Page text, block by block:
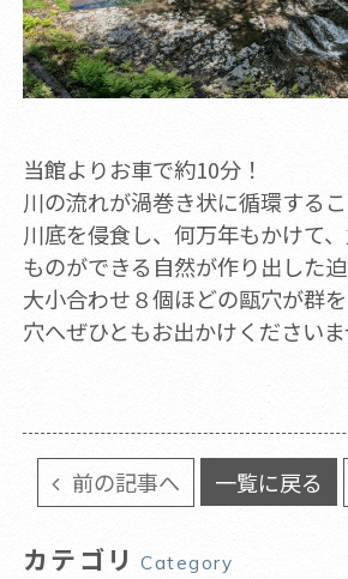
当館よりお車で約10分！
川の流れが渦巻き状に循環する
川底を侵食し、何万年もかけて
ものができる自然が作り出した迫
大小合わせ８個ほどの甌穴が群
穴へぜひともお出かけくださいま
前の記事へ 一覧に戻る
カテゴリ Category